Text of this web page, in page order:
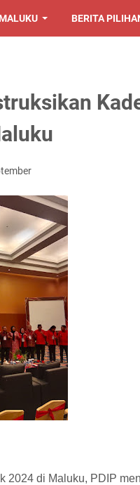
BERITA
2024 di Maluku, PDIP